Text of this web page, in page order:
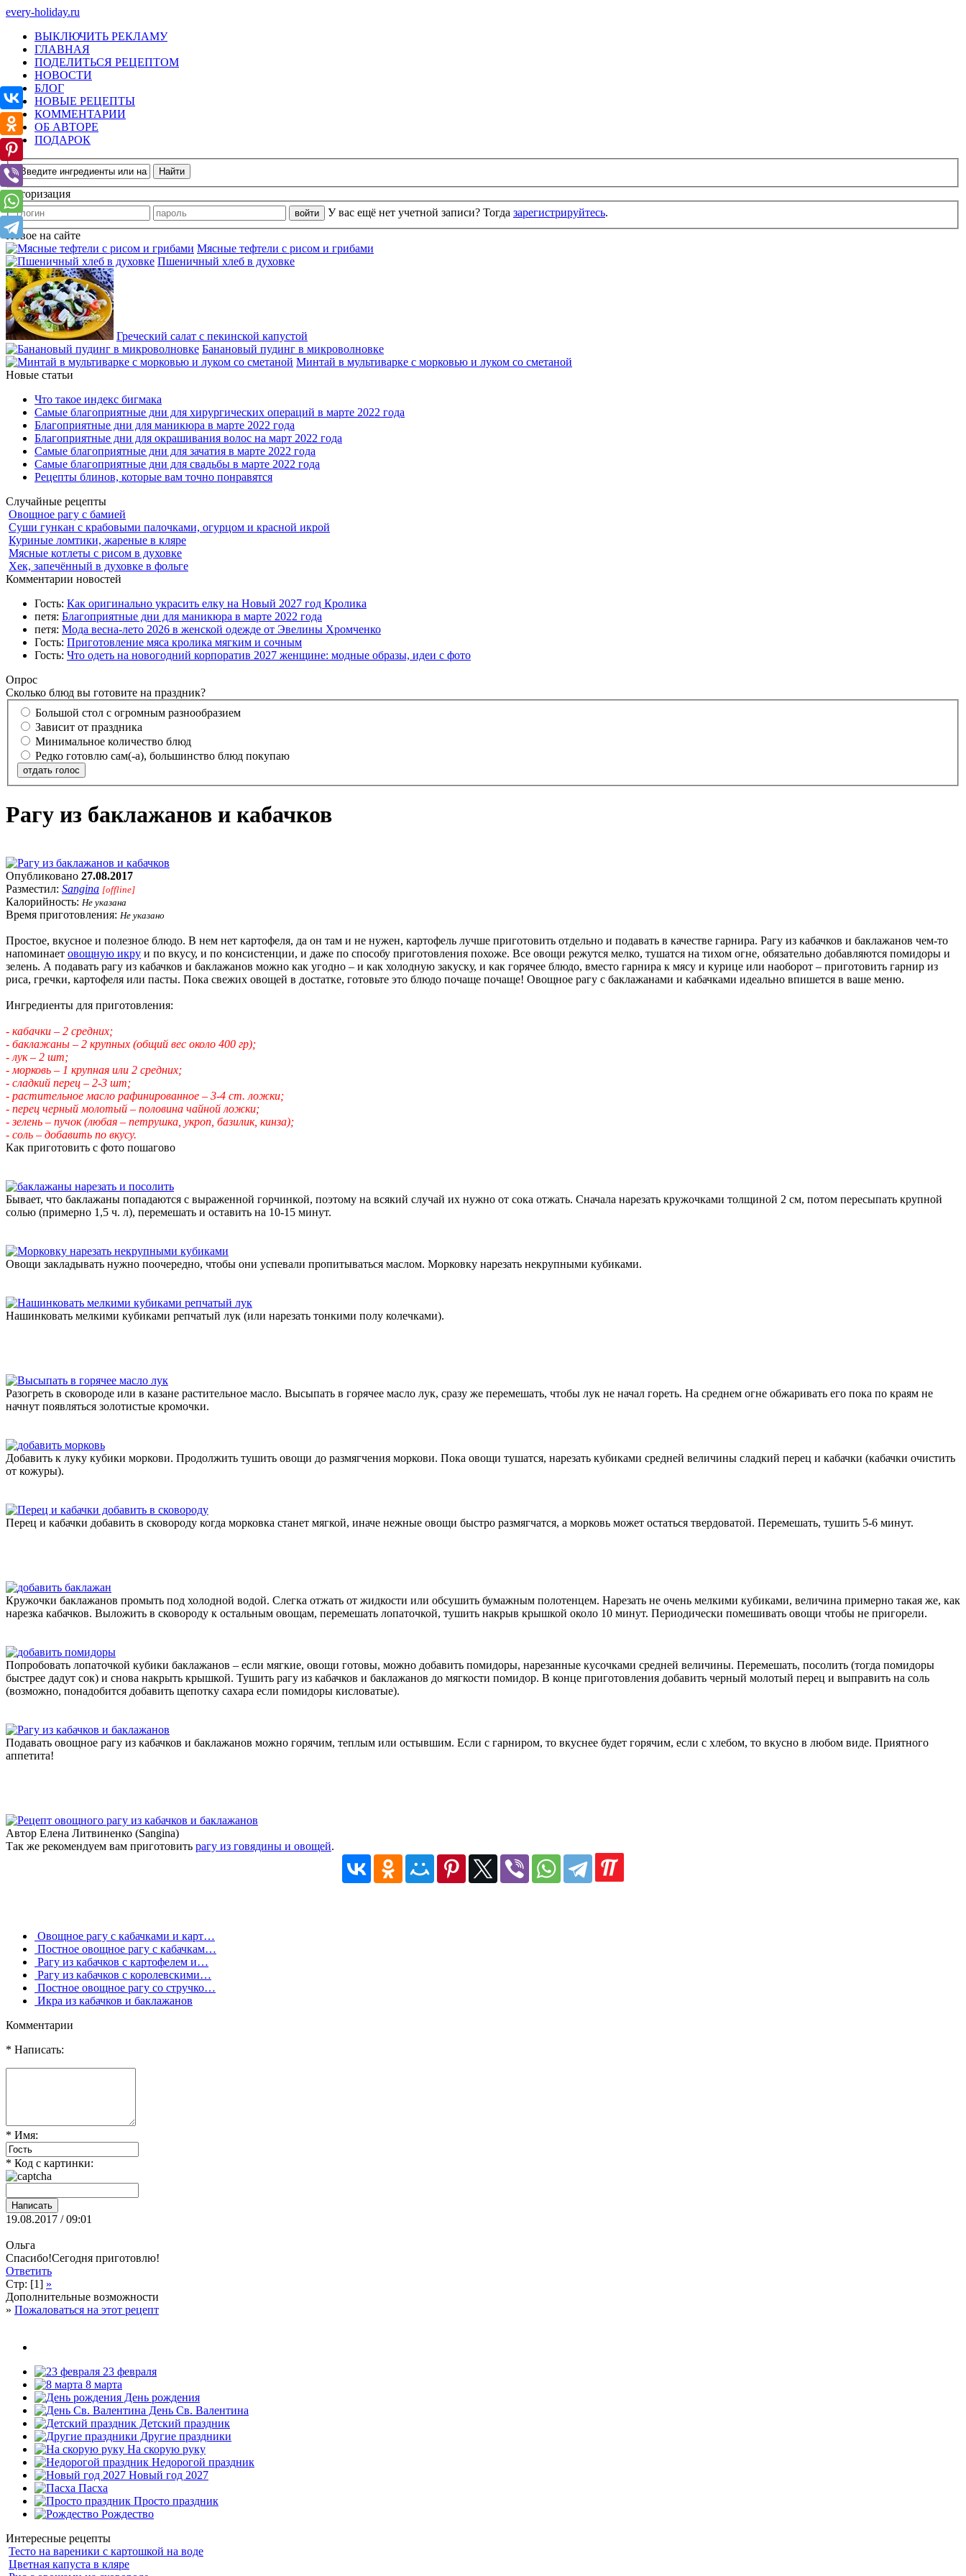
every-holiday.ru
ВЫКЛЮЧИТЬ РЕКЛАМУ
ГЛАВНАЯ
ПОДЕЛИТЬСЯ РЕЦЕПТОМ
НОВОСТИ
БЛОГ
НОВЫЕ РЕЦЕПТЫ
КОММЕНТАРИИ
ОБ АВТОРЕ
ПОДАРОК
Авторизация
У вас ещё нет учетной записи? Тогда зарегистрируйтесь.
Новое на сайте
Мясные тефтели с рисом и грибами
Пшеничный хлеб в духовке
Греческий салат с пекинской капустой
Банановый пудинг в микроволновке
Минтай в мультиварке с морковью и луком со сметаной
Новые статьи
Что такое индекс бигмака
Самые благоприятные дни для хирургических операций в марте 2022 года
Благоприятные дни для маникюра в марте 2022 года
Благоприятные дни для окрашивания волос на март 2022 года
Самые благоприятные дни для зачатия в марте 2022 года
Самые благоприятные дни для свадьбы в марте 2022 года
Рецепты блинов, которые вам точно понравятся
Случайные рецепты
Овощное рагу с бамией
Суши гункан с крабовыми палочками, огурцом и красной икрой
Куриные ломтики, жареные в кляре
Мясные котлеты с рисом в духовке
Хек, запечённый в духовке в фольге
Комментарии новостей
Гость: Как оригинально украсить елку на Новый 2027 год Кролика
петя: Благоприятные дни для маникюра в марте 2022 года
петя: Мода весна-лето 2026 в женской одежде от Эвелины Хромченко
Гость: Приготовление мяса кролика мягким и сочным
Гость: Что одеть на новогодний корпоратив 2027 женщине: модные образы, идеи с фото
Опрос
Сколько блюд вы готовите на праздник?
Большой стол с огромным разнообразием
Зависит от праздника
Минимальное количество блюд
Редко готовлю сам(-а), большинство блюд покупаю
отдать голос
Рагу из баклажанов и кабачков
Опубликовано 27.08.2017
Разместил: Sangina [offline]
Калорийность: Не указана
Время приготовления: Не указано
Простое, вкусное и полезное блюдо. В нем нет картофеля, да он там и не нужен, картофель лучше приготовить отдельно и подавать в качестве гарнира. Рагу из кабачков и баклажанов чем-то
напоминает овощную икру и по вкусу, и по консистенции, и даже по способу приготовления похоже. Все овощи режутся мелко, тушатся на тихом огне, обязательно добавляются помидоры и
зелень. А подавать рагу из кабачков и баклажанов можно как угодно – и как холодную закуску, и как горячее блюдо, вместо гарнира к мясу и курице или наоборот – приготовить гарнир из
риса, гречки, картофеля или пасты. Пока свежих овощей в достатке, готовьте это блюдо почаще почаще! Овощное рагу с баклажанами и кабачками идеально впишется в ваше меню.
Ингредиенты для приготовления:
- кабачки – 2 средних;
- баклажаны – 2 крупных (общий вес около 400 гр);
- лук – 2 шт;
- морковь – 1 крупная или 2 средних;
- сладкий перец – 2-3 шт;
- растительное масло рафинированное – 3-4 ст. ложки;
- перец черный молотый – половина чайной ложки;
- зелень – пучок (любая – петрушка, укроп, базилик, кинза);
- соль – добавить по вкусу.
Как приготовить с фото пошагово
Бывает, что баклажаны попадаются с выраженной горчинкой, поэтому на всякий случай их нужно от сока отжать. Сначала нарезать кружочками толщиной 2 см, потом пересыпать крупной
солью (примерно 1,5 ч. л), перемешать и оставить на 10-15 минут.
Овощи закладывать нужно поочередно, чтобы они успевали пропитываться маслом. Морковку нарезать некрупными кубиками.
Нашинковать мелкими кубиками репчатый лук (или нарезать тонкими полу колечками).
Разогреть в сковороде или в казане растительное масло. Высыпать в горячее масло лук, сразу же перемешать, чтобы лук не начал гореть. На среднем огне обжаривать его пока по краям не
начнут появляться золотистые кромочки.
Добавить к луку кубики моркови. Продолжить тушить овощи до размягчения моркови. Пока овощи тушатся, нарезать кубиками средней величины сладкий перец и кабачки (кабачки очистить
от кожуры).
Перец и кабачки добавить в сковороду когда морковка станет мягкой, иначе нежные овощи быстро размягчатся, а морковь может остаться твердоватой. Перемешать, тушить 5-6 минут.
Кружочки баклажанов промыть под холодной водой. Слегка отжать от жидкости или обсушить бумажным полотенцем. Нарезать не очень мелкими кубиками, величина примерно такая же, как
нарезка кабачков. Выложить в сковороду к остальным овощам, перемешать лопаточкой, тушить накрыв крышкой около 10 минут. Периодически помешивать овощи чтобы не пригорели.
Попробовать лопаточкой кубики баклажанов – если мягкие, овощи готовы, можно добавить помидоры, нарезанные кусочками средней величины. Перемешать, посолить (тогда помидоры
быстрее дадут сок) и снова накрыть крышкой. Тушить рагу из кабачков и баклажанов до мягкости помидор. В конце приготовления добавить черный молотый перец и выправить на соль
(возможно, понадобится добавить щепотку сахара если помидоры кисловатые).
Подавать овощное рагу из кабачков и баклажанов можно горячим, теплым или остывшим. Если с гарниром, то вкуснее будет горячим, если с хлебом, то вкусно в любом виде. Приятного
аппетита!
Автор Елена Литвиненко (Sangina)
Так же рекомендуем вам приготовить рагу из говядины и овощей.
Овощное рагу с кабачками и карт…
Постное овощное рагу с кабачкам…
Рагу из кабачков с картофелем и…
Рагу из кабачков с королевскими…
Постное овощное рагу со стручко…
Икра из кабачков и баклажанов
Комментарии
* Написать:
* Имя:
* Код с картинки:
19.08.2017 / 09:01
Ольга
Спасибо!Сегодня приготовлю!
Ответить
Стр: [1] »
Дополнительные возможности
» Пожаловаться на этот рецепт
23 февраля
8 марта
День рождения
День Св. Валентина
Детский праздник
Другие праздники
На скорую руку
Недорогой праздник
Новый год 2027
Пасха
Просто праздник
Рождество
Интересные рецепты
Тесто на вареники с картошкой на воде
Цветная капуста в кляре